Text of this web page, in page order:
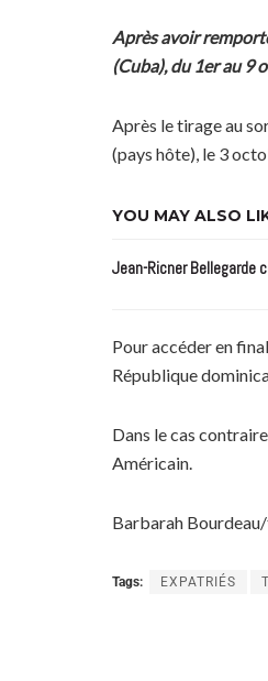
Après avoir
(Cuba), du 1er au 9
Après le tirage au
(pays hôte), le 3
YOU MAY ALSO
Jean-Ricner Bellegarde
Pour accéder en
République
Dans le cas
Américain.
Barbarah
Tags: EXPATRIÉS